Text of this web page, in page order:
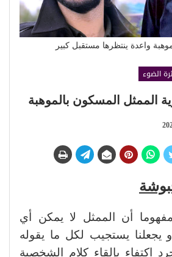
واعدة ينتظرها مستقبل كبير
الضوء
الممثل المسكون بالموهبة
أن الممثل لا يمكن أي
يجعلنا يستجيب لكل ما يقوله
اكتفاء بإلقاء كلام الشخصية